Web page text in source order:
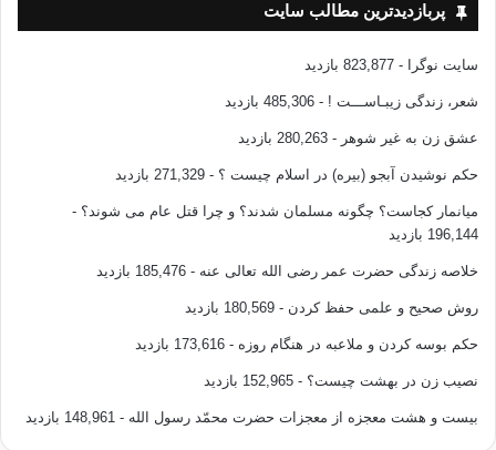
پربازدیدترین مطالب سایت
سایت نوگرا - 823,877 بازدید
شعر، زندگی زیبـاســـت ! - 485,306 بازدید
عشق زن به غیر شوهر - 280,263 بازدید
حکم نوشیدن آبجو (بیره) در اسلام چیست ؟ - 271,329 بازدید
میانمار کجاست؟ چگونه مسلمان شدند؟ و چرا قتل عام می شوند؟ -
196,144 بازدید
خلاصه زندگی حضرت عمر رضی الله تعالی عنه - 185,476 بازدید
روش صحیح و علمی حفظ کردن - 180,569 بازدید
حکم بوسه کردن و ملاعبه در هنگام روزه - 173,616 بازدید
نصیب زن در بهشت چیست؟ - 152,965 بازدید
بیست و هشت معجزه از معجزات حضرت محمّد رسول الله - 148,961 بازدید